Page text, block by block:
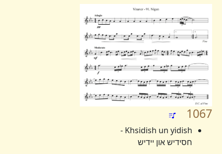
1067
Khsidish un yidish -
חסידיש און יידיש